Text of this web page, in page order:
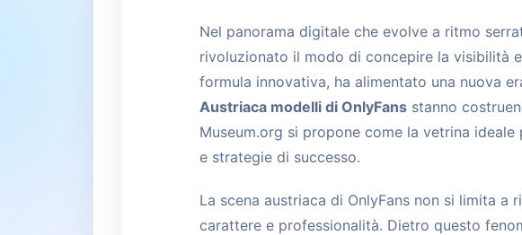
Nel panorama digitale che evolve a ritmo
rivoluzionato il modo di concepire la visibilità
formula innovativa, ha alimentato una nuova
Austriaca modelli di OnlyFans stanno
Museum.org si propone come la vetrina
e strategie di successo.
La scena austriaca di OnlyFans non si limita
carattere e professionalità. Dietro questo